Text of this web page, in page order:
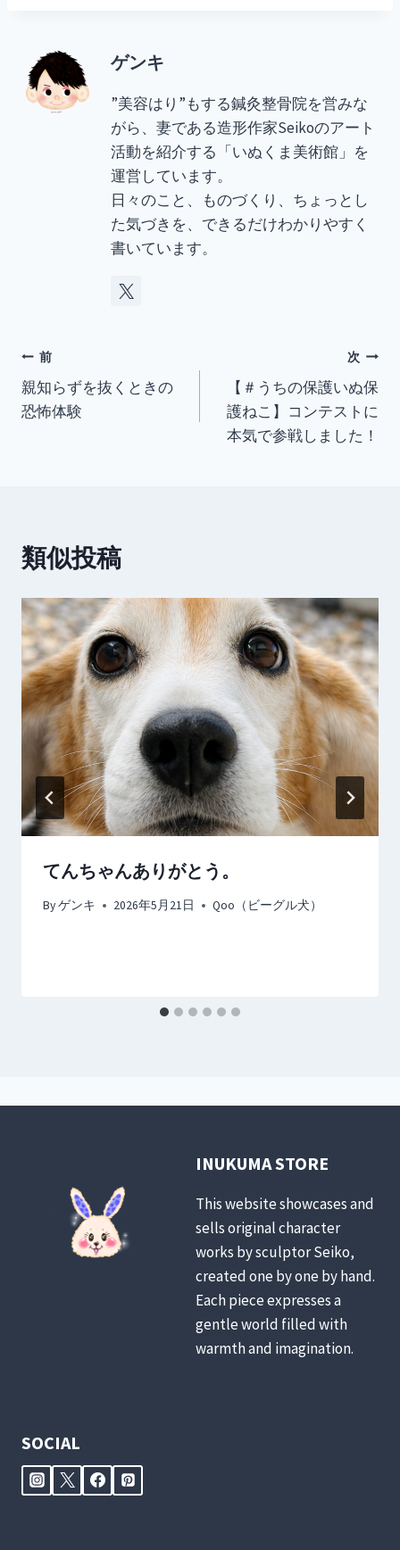
ゲンキ
”美容はり”もする鍼灸整骨院を営みな
がら、妻である造形作家Seikoのアート
活動を紹介する「いぬくま美術館」を
運営しています。
日々のこと、ものづくり、ちょっとし
た気づきを、できるだけわかりやすく
書いています。
投
稿
ー
ョ
ン
前
親知らずを抜くときの
恐怖体験
次
【＃うちの保護いぬ保
護ねこ】コンテストに
本気で参戦しました！
類似投稿
てんちゃんありがとう。
Byゲンキ 2026年5月21日 Qoo（ビーグル犬）
INUKUMA STORE
This website showcases and
sells original character
works by sculptor Seiko,
created one by one by hand.
Each piece expresses a
gentle world filled with
warmth and imagination.
SOCIAL